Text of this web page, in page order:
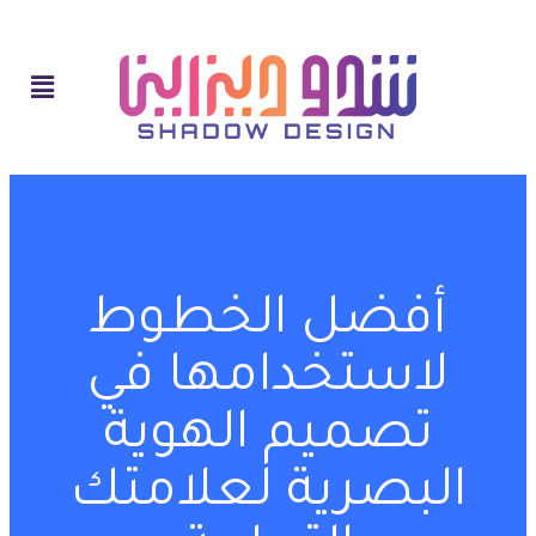
أفضل الخطوط
لاستخدامها في
تصميم الهوية
البصرية لعلامتك